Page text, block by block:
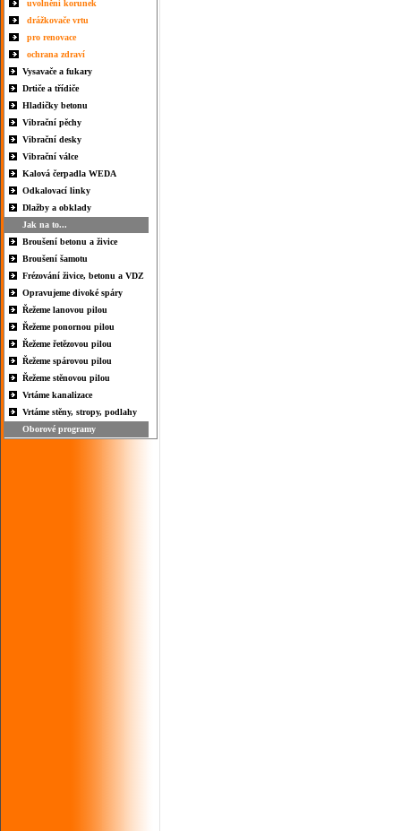
uvolnění korunek
drážkovače vrtu
pro renovace
ochrana zdraví
Vysavače a fukary
Drtiče a třídiče
Hladičky betonu
Vibrační pěchy
Vibrační desky
Vibrační válce
Kalová čerpadla WEDA
Odkalovací linky
Dlažby a obklady
Jak na to...
Broušení betonu a živice
Broušení šamotu
Frézování živice, betonu a VDZ
Opravujeme divoké spáry
Řežeme lanovou pilou
Řežeme ponornou pilou
Řežeme řetězovou pilou
Řežeme spárovou pilou
Řežeme stěnovou pilou
Vrtáme kanalizace
Vrtáme stěny, stropy, podlahy
Oborové programy